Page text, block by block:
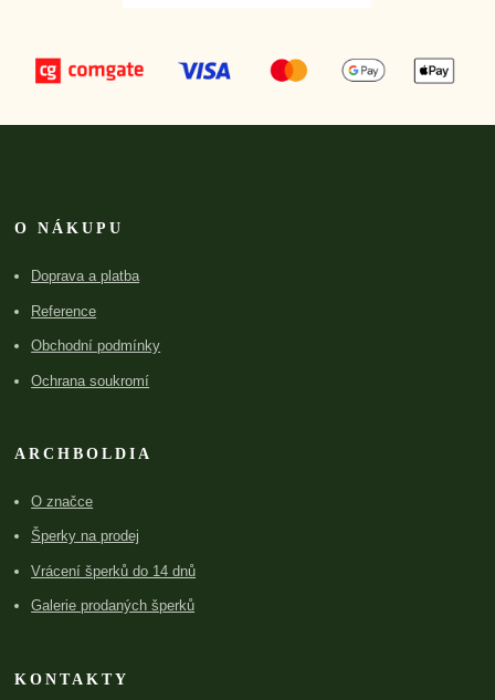
O NÁKUPU
Doprava a platba
Reference
Obchodní podmínky
Ochrana soukromí
ARCHBOLDIA
O značce
Šperky na prodej
Vrácení šperků do 14 dnů
Galerie prodaných šperků
KONTAKTY